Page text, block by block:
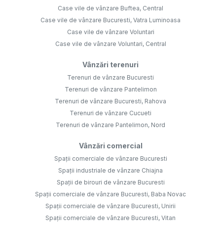
Case vile de vânzare Buftea, Central
Case vile de vânzare Bucuresti, Vatra Luminoasa
Case vile de vânzare Voluntari
Case vile de vânzare Voluntari, Central
Vânzări terenuri
Terenuri de vânzare Bucuresti
Terenuri de vânzare Pantelimon
Terenuri de vânzare Bucuresti, Rahova
Terenuri de vânzare Cucueti
Terenuri de vânzare Pantelimon, Nord
Vânzări comercial
Spații comerciale de vânzare Bucuresti
Spații industriale de vânzare Chiajna
Spații de birouri de vânzare Bucuresti
Spații comerciale de vânzare Bucuresti, Baba Novac
Spații comerciale de vânzare Bucuresti, Unirii
Spații comerciale de vânzare Bucuresti, Vitan